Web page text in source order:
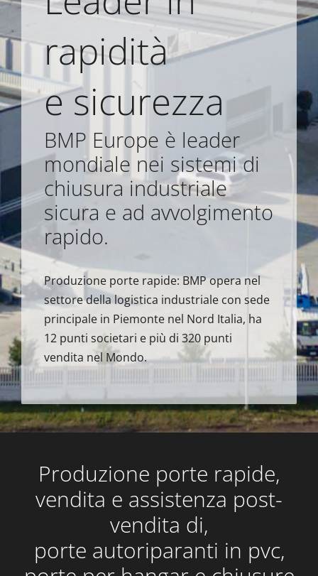
rapidità
e sicurezza
BMP Europe è leader
mondiale nei sistemi di
chiusura industriale
sicura e ad avvolgimento
rapido.
Produzione porte rapide: BMP opera nel
settore della logistica industriale con sede
principale in Piemonte nel Nord Italia, ha
12 punti societari e più di 320 punti
vendita nel Mondo.
Produzione porte rapide,
vendita e assistenza post-
vendita di,
porte autoriparanti in pvc,